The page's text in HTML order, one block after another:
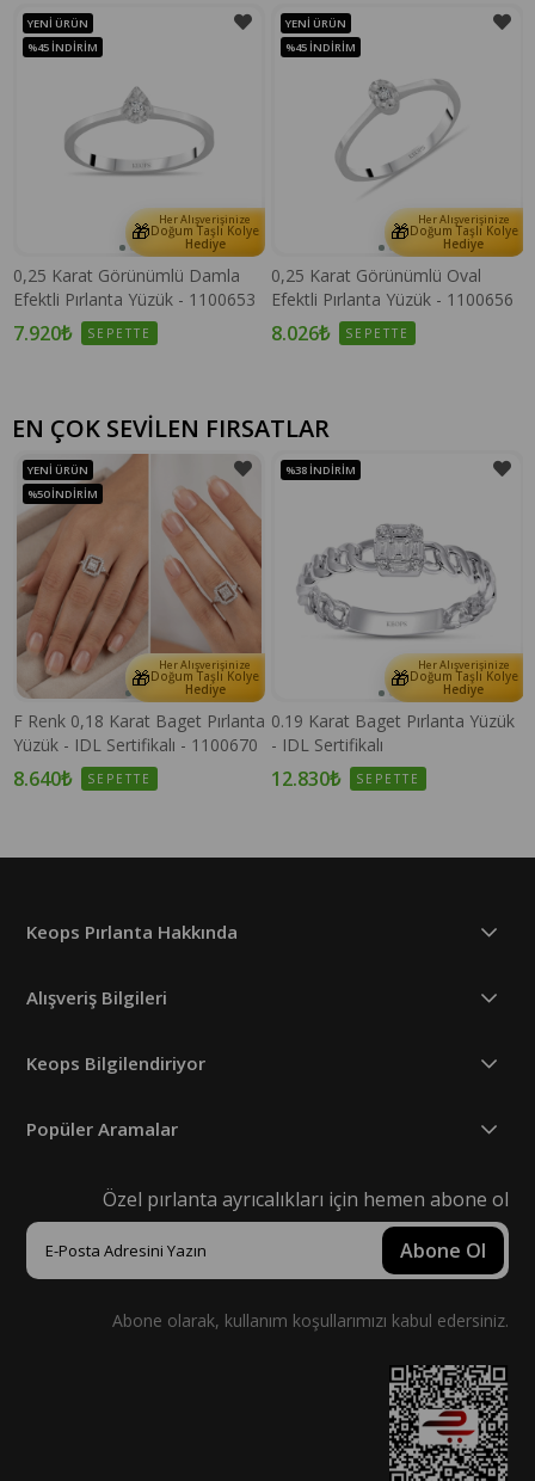
🎁 Her Alışverişinize
Doğum Taşlı Kolye
Hediye
0,25 Karat Görünümlü Damla
Efektli Pırlanta Yüzük - 1100653
7.920₺ SEPETTE
YENI ÜRÜN
%45 İNDIRIM
🎁 Her Alışverişinize
Doğum Taşlı Kolye
Hediye
0,25 Karat Görünümlü Oval
Efektli Pırlanta Yüzük - 1100656
8.026₺ SEPETTE
YENI ÜRÜN
%45 İNDIRIM
EN ÇOK SEVİLEN FIRSATLAR
🎁 Her Alışverişinize
Doğum Taşlı Kolye
Hediye
F Renk 0,18 Karat Baget Pırlanta
Yüzük - IDL Sertifikalı - 1100670
8.640₺ SEPETTE
YENI ÜRÜN
%50 İNDIRIM
🎁 Her Alışverişinize
Doğum Taşlı Kolye
Hediye
0.19 Karat Baget Pırlanta Yüzük
- IDL Sertifikalı
12.830₺ SEPETTE
%38 İNDIRIM
Keops Pırlanta Hakkında
Alışveriş Bilgileri
Keops Bilgilendiriyor
Popüler Aramalar
Özel pırlanta ayrıcalıkları için hemen abone ol
Abone Ol
Abone olarak, kullanım koşullarımızı kabul edersiniz.